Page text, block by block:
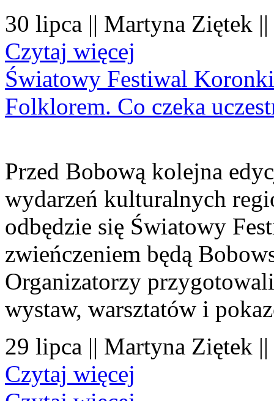
30 lipca || Martyna Ziętek
Czytaj więcej
Światowy Festiwal
Folklorem. Co czeka
Przed Bobową kolejna
wydarzeń kulturalnych
odbędzie się Światowy
zwieńczeniem będą
Organizatorzy
wystaw, warsztatów i
29 lipca || Martyna Ziętek
Czytaj więcej